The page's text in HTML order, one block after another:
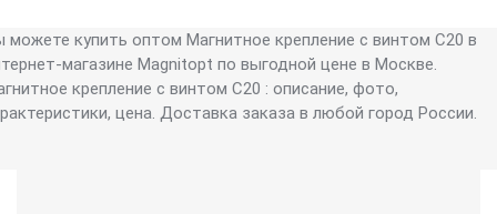
можете купить оптом Магнитное крепление с винтом C20 в
магазине Magnitopt по выгодной цене в Москве.
крепление с винтом C20 : описание, фото,
цена. Доставка заказа в любой город России.